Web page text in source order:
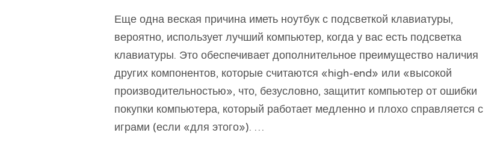
Еще одна веская причина иметь ноутбук с подсветкой клавиатуры,
вероятно, использует лучший компьютер, когда у вас есть подсветка
клавиатуры. Это обеспечивает дополнительное преимущество наличия
других компонентов, которые считаются «high-end» или «высокой
производительностью», что, безусловно, защитит компьютер от ошибки
покупки компьютера, который работает медленно и плохо справляется с
играми (если «для этого»). …